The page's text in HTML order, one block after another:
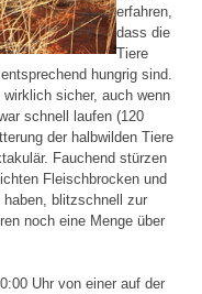
erfahren,
dass die
Tiere
hungrig sind.
sicher, auch wenn
schnell laufen (120
der halbwilden Tiere
Fauchend stürzen
Fleischbrocken und
blitzschnell zur
noch eine Menge über
Uhr von einer auf der